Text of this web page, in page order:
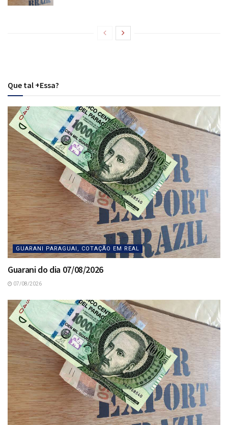
Que tal +Essa?
GUARANI PARAGUAI, COTAÇÃO EM REAL
Guarani do dia 07/08/2026
07/08/2026